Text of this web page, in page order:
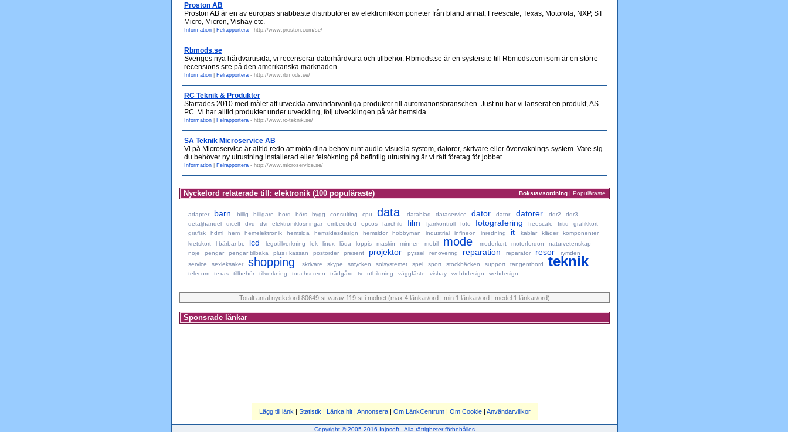
Proston AB
Proston AB är en av europas snabbaste distributörer av elektronikkomponeter från bland annat, Freescale, Texas, Motorola, NXP, ST
Micro, Micron, Vishay etc.
Information Felrapportera - http://www.proston.com/se/
Rbmods.se
Sveriges nya hårdvarusida, vi recenserar datorhårdvara och tillbehör. Rbmods.se är en systersite till Rbmods.com som är en större
recensions site på den amerikanska marknaden.
Information Felrapportera - http://www.rbmods.se/
RC Teknik & Produkter
Startades 2010 med målet att utveckla användarvänliga produkter till automationsbranschen. Just nu har vi lanserat en produkt, AS-
PC. Vi har alltid produkter under utveckling, följ utvecklingen på vår hemsida.
Information Felrapportera - http://www.rc-teknik.se/
SA Teknik Microservice AB
Vi på Microservice är alltid redo att möta dina behov runt audio-visuella system, datorer, skrivare eller övervaknings-system. Vare sig
du behöver ny utrustning installerad eller felsökning på befintlig utrustning är vi rätt företag för jobbet.
Information Felrapportera - http://www.microservice.se/
Nyckelord relaterade till: elektronik (100 populäraste) Bokstavsordning | Populäraste
adapter barn billig billigare bord börs bygg consulting cpu data datablad dataservice dator dator. datorer ddr2
ddr3
detaljhandel
dicelf dvd dvi elektroniklösningar embedded epcos fairchild film fjärrkontroll foto fotografering freescale fritid
grafikkort
grafisk
hdmi hem hemelektronik hemsida hemsidesdesign hemsidor hobbyman industrial infineon inredning it kablar kläder
komponenter
kretskort
l bärbar bc lcd legotillverkning lek linux löda loppis maskin minnen mobil mode moderkort motorfordon
naturvetenskap
nöje
pengar pengar tillbaka plus i kassan postorder present projektor pyssel renovering reparation reparatör resor
rymden
service
sexleksaker shopping skrivare skype smycken solsystemet spel sport stockbäcken support tangentbord teknik
telecom texas tillbehör tillverkning touchscreen trädgård tv utbildning väggfäste vishay webbdesign webdesign
Totalt antal nyckelord 80649 st varav 119 st i molnet (max:4 länkar/ord | min:1 länkar/ord | medel:1 länkar/ord)
Sponsrade länkar
Lägg till länk | Statistik | Länka hit| Annonsera| Om LänkCentrum| Om Cookie| Användarvillkor
Copyright © 2005-2016 Injosoft - Alla rättigheter förbehålles